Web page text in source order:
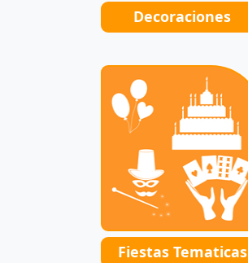
Decoraciones
Fiestas Tematicas